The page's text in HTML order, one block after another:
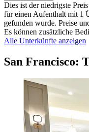
Dies ist der niedrigste
für einen Aufenthalt mit 1
gefunden wurde. Preise
Es können zusätzliche
Alle Unterkünfte anzeigen
San Francisco: